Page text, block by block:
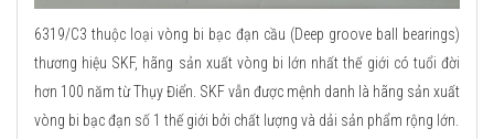
6319/C3 thuộc loại vòng bi bạc đạn cầu (Deep groove ball bearings)
thương hiệu SKF, hãng sản xuất vòng bi lớn nhất thế giới có tuổi đời
hơn 100 năm từ Thụy Điển. SKF vẫn được mệnh danh là hãng sản xuất
vòng bi bạc đạn số 1 thế giới bởi chất lượng và dải sản phẩm rộng lớn.